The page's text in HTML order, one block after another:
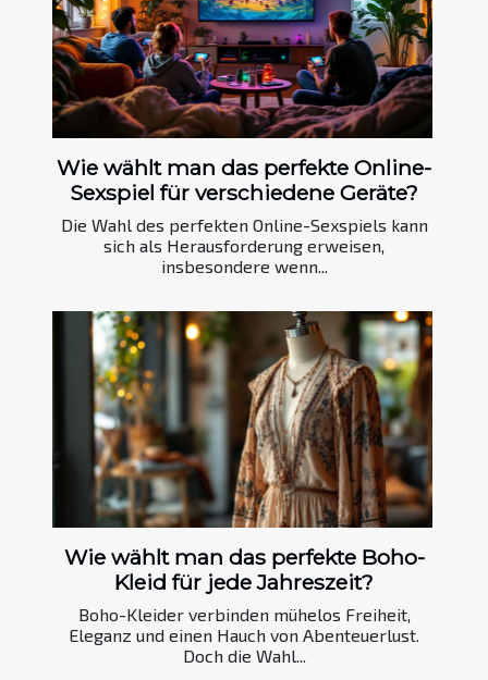
Wie wählt man das perfekte Online-
Sexspiel für verschiedene Geräte?
Die Wahl des perfekten Online-Sexspiels kann
sich als Herausforderung erweisen,
insbesondere wenn...
Wie wählt man das perfekte Boho-
Kleid für jede Jahreszeit?
Boho-Kleider verbinden mühelos Freiheit,
Eleganz und einen Hauch von Abenteuerlust.
Doch die Wahl...